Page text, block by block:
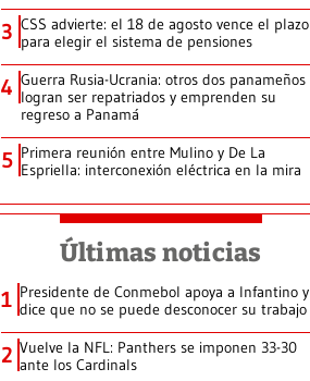
3 CSS advierte: el 18 de agosto vence el plazo
para elegir el sistema de pensiones
4 Guerra Rusia-Ucrania: otros dos panameños
logran ser repatriados y emprenden su
regreso a Panamá
5 Primera reunión entre Mulino y De La
Espriella: interconexión eléctrica en la mira
Últimas noticias
1 Presidente de Conmebol apoya a Infantino y
dice que no se puede desconocer su trabajo
2 Vuelve la NFL: Panthers se imponen 33-30
ante los Cardinals